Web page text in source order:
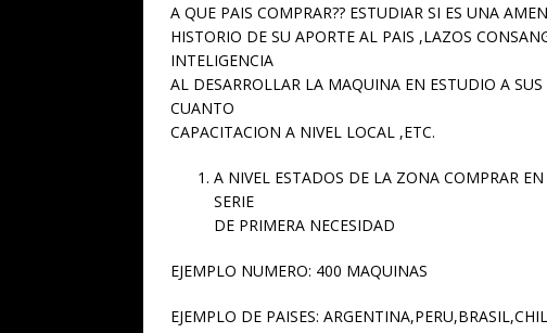
A QUE PAIS COMPRAR?? ESTUDIAR SI ES UNA
HISTORIO DE SU APORTE AL PAIS ,LAZOS
INTELIGENCIA
AL DESARROLLAR LA MAQUINA EN ESTUDIO A
CUANTO
CAPACITACION A NIVEL LOCAL ,ETC.
A NIVEL ESTADOS DE LA ZONA COMPRAR
SERIE
DE PRIMERA NECESIDAD
EJEMPLO NUMERO: 400 MAQUINAS
EJEMPLO DE PAISES: